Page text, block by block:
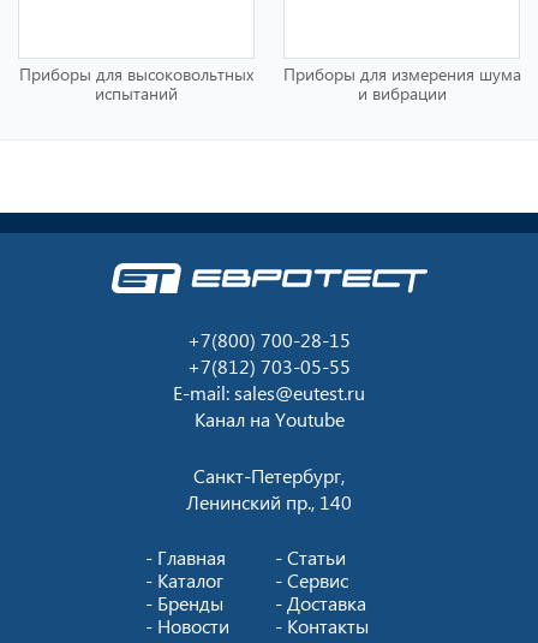
Приборы для высоковольтных
испытаний
Приборы для измерения шума
и вибрации
+7(800) 700-28-15
+7(812) 703-05-55
E-mail:sales@eutest.ru
Канал на Youtube
Санкт-Петербург,
Ленинский пр., 140
Главная
Каталог
Бренды
Новости
Статьи
Сервис
Доставка
Контакты